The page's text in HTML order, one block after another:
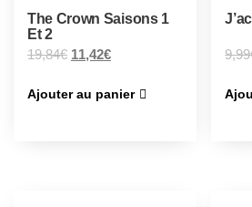
The Crown Saisons 1
Et 2
19,84€ 11,42€
Ajouter au panier
9,99